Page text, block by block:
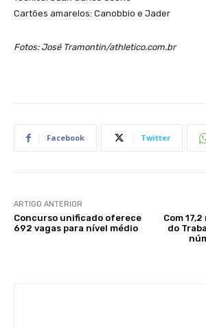
Cartões amarelos: Canobbio e Jader
Fotos: José Tramontin/athletico.com.br
Facebook Twitter
ARTIGO ANTERIOR
Concurso unificado oferece
692 vagas para nível médio
Com
do